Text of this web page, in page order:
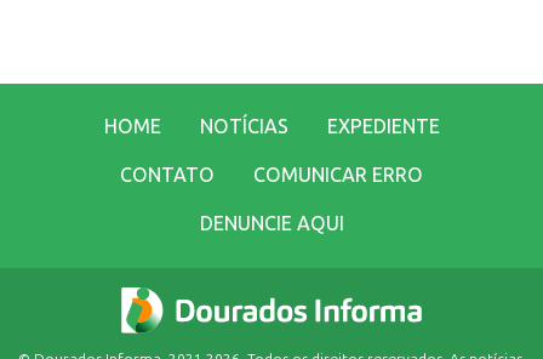
HOME NOTÍCIAS EXPEDIENTE
CONTATO COMUNICAR ERRO
DENUNCIE AQUI